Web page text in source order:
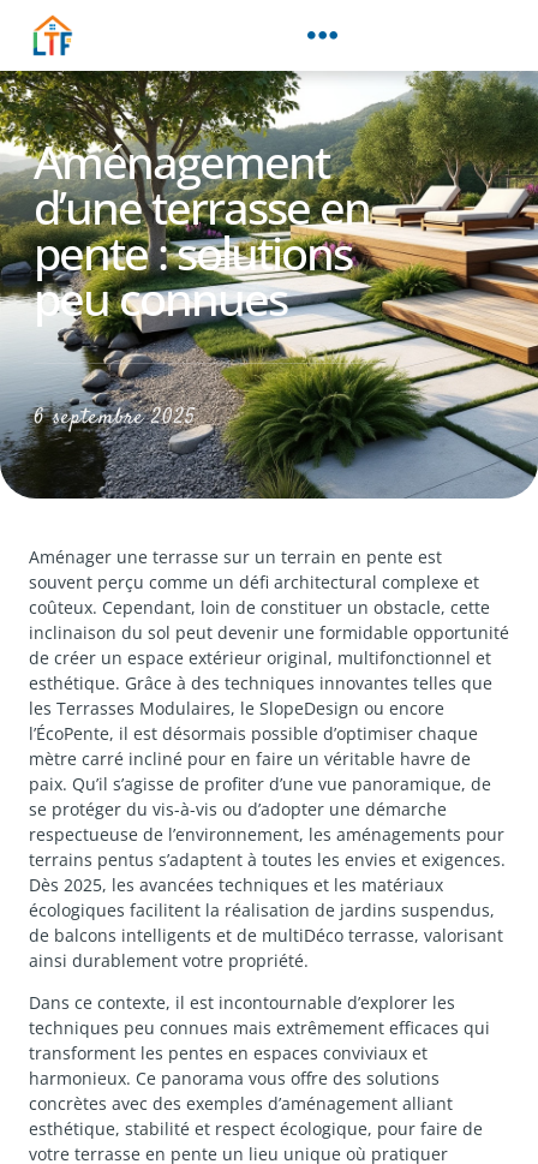
Aménagement
d’une terrasse en
pente : solutions
peu connues
6 septembre 2025
Aménager une terrasse sur un terrain en pente est
souvent perçu comme un défi architectural complexe et
coûteux. Cependant, loin de constituer un obstacle, cette
inclinaison du sol peut devenir une formidable opportunité
de créer un espace extérieur original, multifonctionnel et
esthétique. Grâce à des techniques innovantes telles que
les Terrasses Modulaires, le SlopeDesign ou encore
l’ÉcoPente, il est désormais possible d’optimiser chaque
mètre carré incliné pour en faire un véritable havre de
paix. Qu’il s’agisse de profiter d’une vue panoramique, de
se protéger du vis-à-vis ou d’adopter une démarche
respectueuse de l’environnement, les aménagements pour
terrains pentus s’adaptent à toutes les envies et exigences.
Dès 2025, les avancées techniques et les matériaux
écologiques facilitent la réalisation de jardins suspendus,
de balcons intelligents et de multiDéco terrasse, valorisant
ainsi durablement votre propriété.
Dans ce contexte, il est incontournable d’explorer les
techniques peu connues mais extrêmement efficaces qui
transforment les pentes en espaces conviviaux et
harmonieux. Ce panorama vous offre des solutions
concrètes avec des exemples d’aménagement alliant
esthétique, stabilité et respect écologique, pour faire de
votre terrasse en pente un lieu unique où pratiquer